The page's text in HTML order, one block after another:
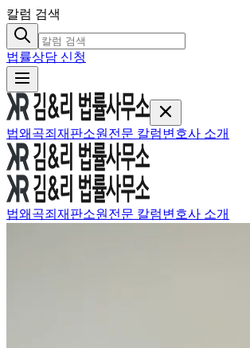
칼럼 검색
법률상담 신청
법왜곡죄 재판소원 전문 칼럼변호사 소개
법왜곡죄 재판소원 전문 칼럼변호사 소개